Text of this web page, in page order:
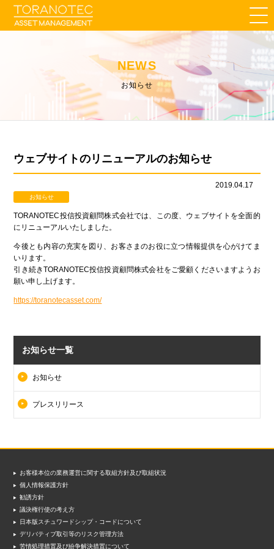
NEWS
お知らせ
ウェブサイトのリニューアルのお知らせ
2019.04.17
お知らせ
TORANOTEC投信投資顧問株式会社では、この度、ウェブサイトを全面的
にリニューアルいたしました。
今後とも内容の充実を図り、お客さまのお役に立つ情報提供を心がけてま
いります。
引き続きTORANOTEC投信投資顧問株式会社をご愛顧くださいますようお
願い申し上げます。
https://toranotecasset.com/
お知らせ一覧
お知らせ
プレスリリース
お客様本位の業務運営に関する取組方針及び取組状況
個人情報保護方針
勧誘方針
議決権行使の考え方
日本版スチュワードシップ・コードについて
デリバティブ取引等のリスク管理方法
苦情処理措置及び紛争解決措置について